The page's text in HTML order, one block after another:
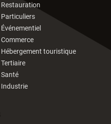
Restauration
Particuliers
Événementiel
Commerce
Hébergement touristique
Tertiaire
Santé
Industrie